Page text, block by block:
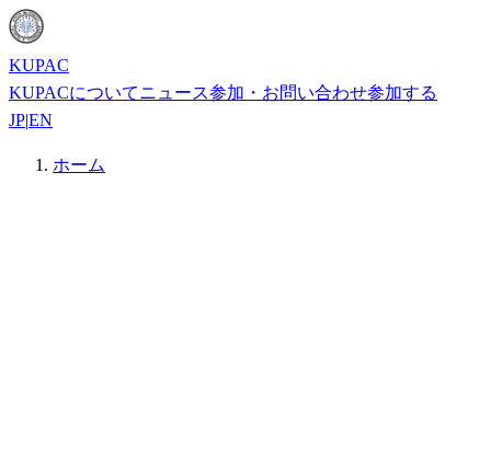
KUPAC
KUPACについてニュース参加・お問い合わせ参加する
JP|EN
ホーム